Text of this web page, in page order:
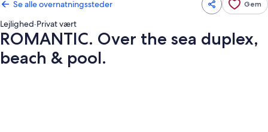
Se alle overnatningssteder Gem
Lejlighed·Privat vært
ROMANTIC. Over the sea duplex,
beach & pool.